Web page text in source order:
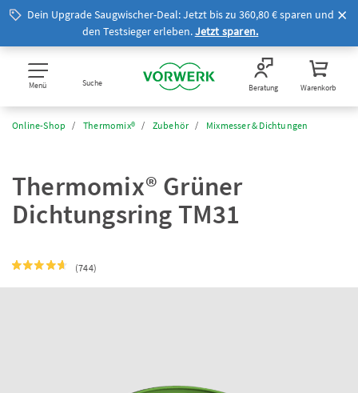
Dein Upgrade Saugwischer-Deal: Jetzt bis zu 360,80 € sparen und
den Testsieger erleben.Jetzt sparen.
Menü Suche Beratung Warenkorb
Online-Shop Thermomix® Zubehör Mixmesser & Dichtungen
Thermomix® Grüner
Dichtungsring TM31
(744)